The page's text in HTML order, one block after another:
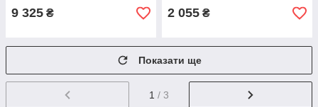
9 325 ₴ 2 055 ₴
Показати ще
1 / 3